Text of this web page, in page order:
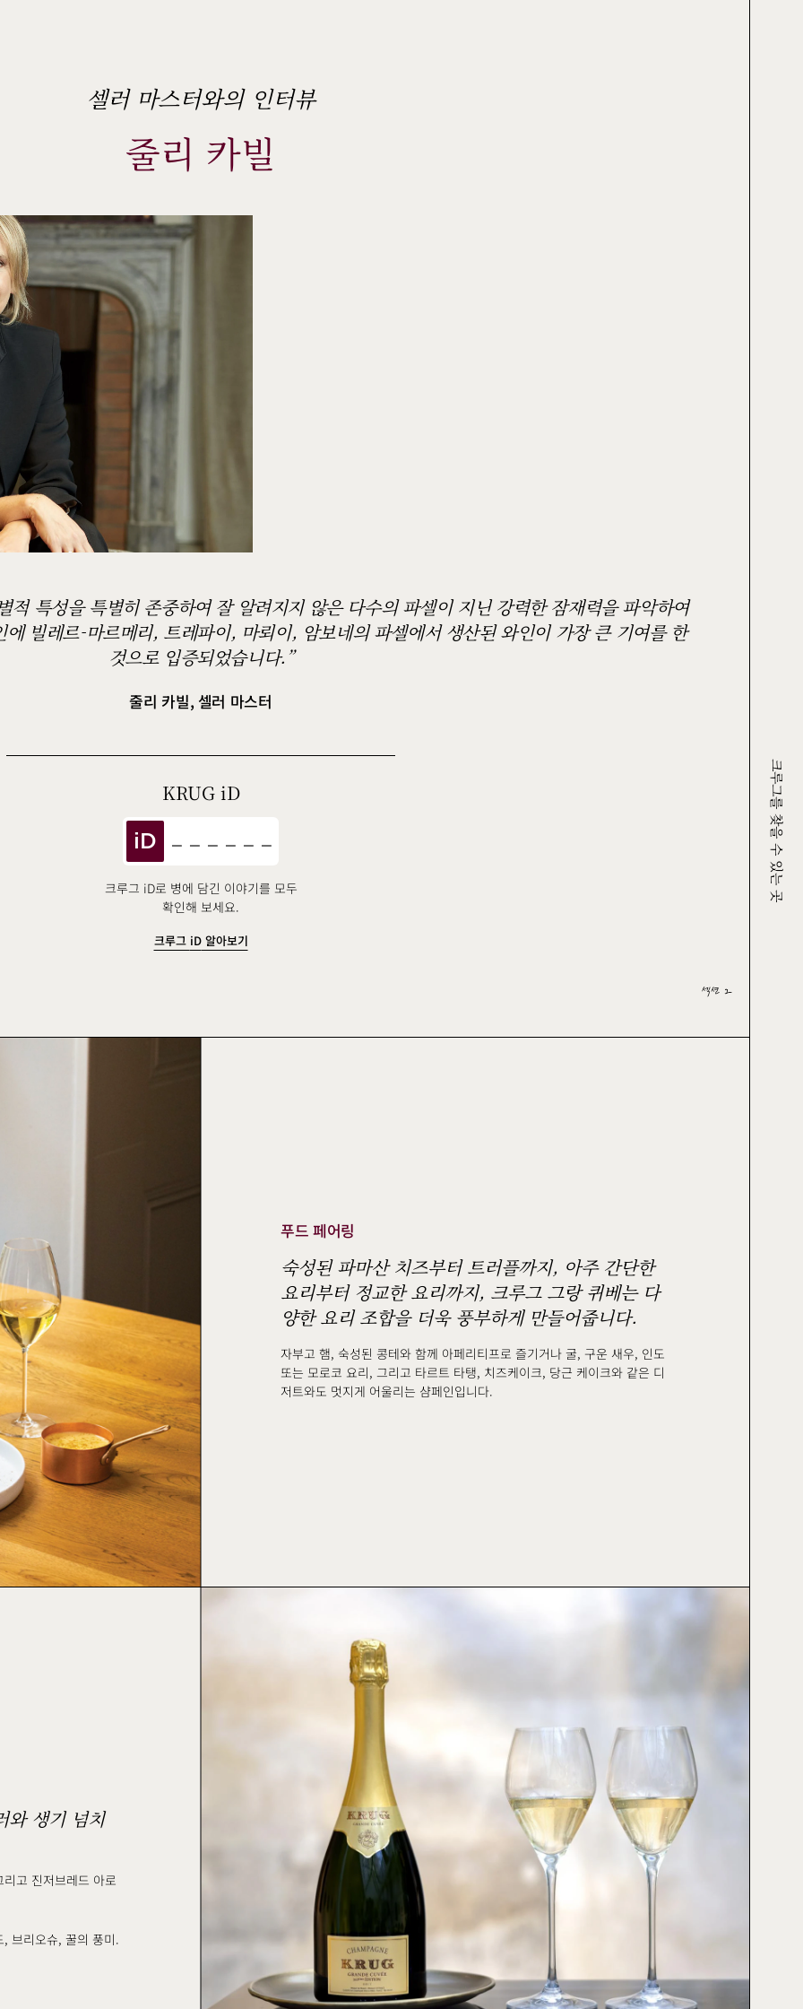
크루그를 찾을 수 있는 곳
셀러 마스터와의 인터뷰
줄리 카빌
특성을 특별히 존중하여 잘 알려지지 않은 다수의 파셀이 지닌 강력한 잠재력을 파악하여
빌레르-마르메리, 트레파이, 마뢰이, 암보네의 파셀에서 생산된 와인이 가장 큰 기여를 한
것으로 입증되었습니다.
줄리 카빌, 셀러 마스터
KRUGiD
iD
크루그 iD로 병에 담긴 이야기를 모두
확인해 보세요.
크루그iD알아보기
섹션 2
푸드 페어링
숙성된 파마산 치즈부터 트러플까지, 아주 간단한
요리부터 정교한 요리까지, 크루그 그랑 퀴베는 다
양한 요리 조합을 더욱 풍부하게 만들어줍니다.
자부고 햄, 숙성된 콩테와 함께 아페리티프로 즐기거나 굴, 구운 새우, 인도
또는 모로코 요리, 그리고 타르트 타탱, 치즈케이크, 당근 케이크와 같은 디
저트와도 멋지게 어울리는 샴페인입니다.
생기 넘치
고 진저브레드 아로
브리오슈, 꿀의 풍미.